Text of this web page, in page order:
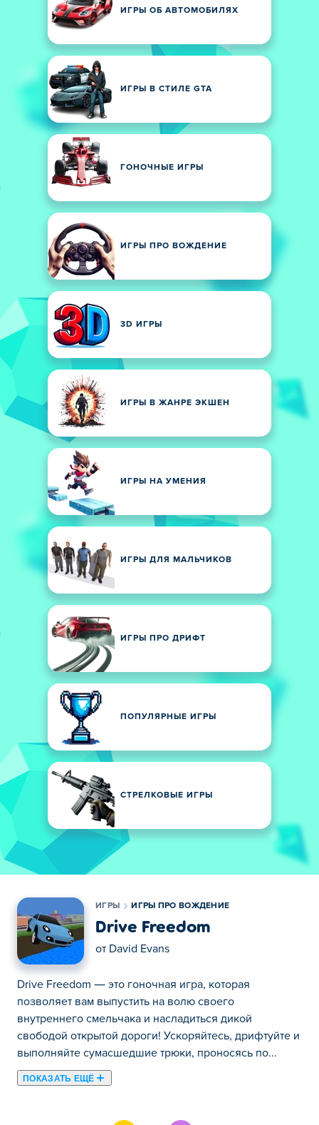
ИГРЫ ОБ АВТОМОБИЛЯХ
ИГРЫ В СТИЛЕ GTA
ГОНОЧНЫЕ ИГРЫ
ИГРЫ ПРО ВОЖДЕНИЕ
3D ИГРЫ
ИГРЫ В ЖАНРЕ ЭКШЕН
ИГРЫ НА УМЕНИЯ
ИГРЫ ДЛЯ МАЛЬЧИКОВ
ИГРЫ ПРО ДРИФТ
ПОПУЛЯРНЫЕ ИГРЫ
СТРЕЛКОВЫЕ ИГРЫ
ИГРЫ ИГРЫ ПРО ВОЖДЕНИЕ
Drive Freedom
от David Evans
Drive Freedom — это гоночная игра, которая
позволяет вам выпустить на волю своего
внутреннего смельчака и насладиться дикой
свободой открытой дороги! Ускоряйтесь, дрифтуйте и
выполняйте сумасшедшие трюки, проносясь по...
ПОКАЗАТЬ ЕЩЁ